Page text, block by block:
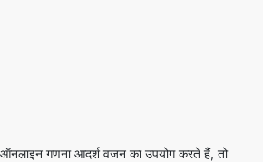
गणना आदर्श वजन का उपयोग करते हैं, तो